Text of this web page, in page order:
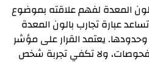
المعدة لفهم علاقته بموضوع
عبارة تجارب بالون المعدة
يعتمد القرار على مؤشر
ولا تكفي تجربة شخص